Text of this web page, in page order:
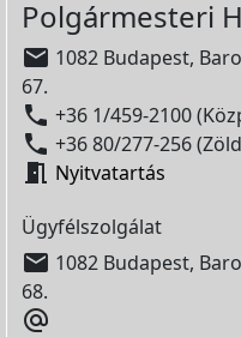
Polgármesteri
 1082 Budapest,
67.
 +36 1/459-2100
 +36 80/277-256
 Nyitvatartás
Ügyfélszolgálat
 1082 Budapest,
68.
